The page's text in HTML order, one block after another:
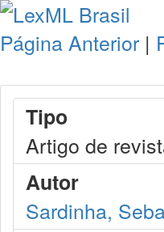
Página Anterior |
Tipo
Artigo de
Autor
Sardinha,